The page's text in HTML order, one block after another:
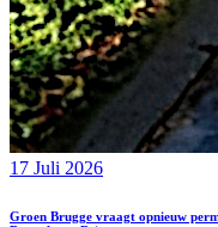
17 Juli 2026
Groen Brugge vraagt opnieuw